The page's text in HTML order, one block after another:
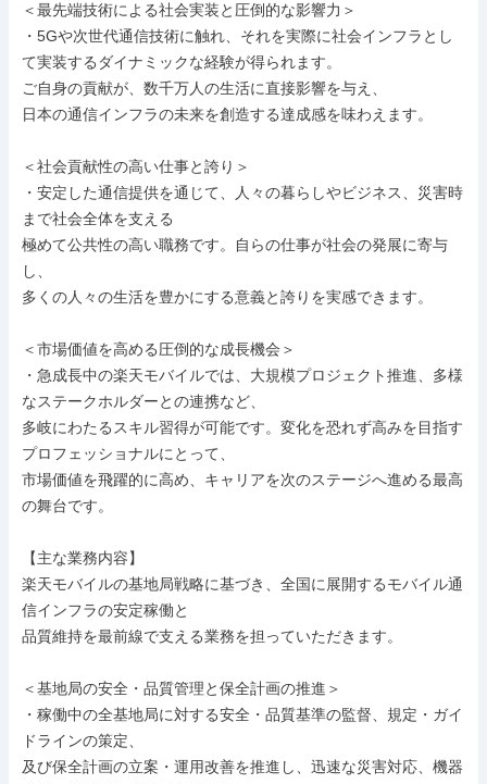
＜最先端技術による社会実装と圧倒的な影響力＞
・5Gや次世代通信技術に触れ、それを実際に社会インフラとし
て実装するダイナミックな経験が得られます。
ご自身の貢献が、数千万人の生活に直接影響を与え、
日本の通信インフラの未来を創造する達成感を味わえます。
＜社会貢献性の高い仕事と誇り＞
・安定した通信提供を通じて、人々の暮らしやビジネス、災害時
まで社会全体を支える
極めて公共性の高い職務です。自らの仕事が社会の発展に寄与
し、
多くの人々の生活を豊かにする意義と誇りを実感できます。
＜市場価値を高める圧倒的な成長機会＞
・急成長中の楽天モバイルでは、大規模プロジェクト推進、多様
なステークホルダーとの連携など、
多岐にわたるスキル習得が可能です。変化を恐れず高みを目指す
プロフェッショナルにとって、
市場価値を飛躍的に高め、キャリアを次のステージへ進める最高
の舞台です。
【主な業務内容】
楽天モバイルの基地局戦略に基づき、全国に展開するモバイル通
信インフラの安定稼働と
品質維持を最前線で支える業務を担っていただきます。
＜基地局の安全・品質管理と保全計画の推進＞
・稼働中の全基地局に対する安全・品質基準の監督、規定・ガイ
ドラインの策定、
及び保全計画の立案・運用改善を推進し、迅速な災害対応、機器